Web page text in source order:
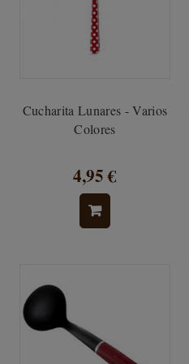
Cucharita Lunares - Varios
Colores
4,95 €